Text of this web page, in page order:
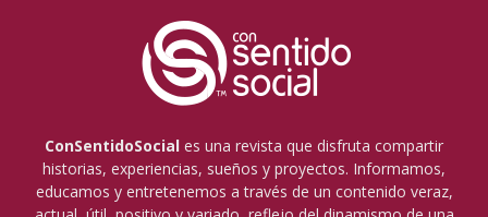
ConSentidoSocial es una revista que disfruta compartir
historias, experiencias, sueños y proyectos. Informamos,
educamos y entretenemos a través de un contenido veraz,